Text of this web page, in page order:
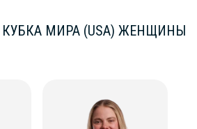
МИРА (USA) ЖЕНЩИНЫ